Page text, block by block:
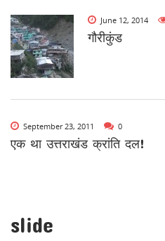
June 12, 2014
गौरीकुंड
September 23, 2011 0
एक था उत्तराखंड क्रांति दल!
slide